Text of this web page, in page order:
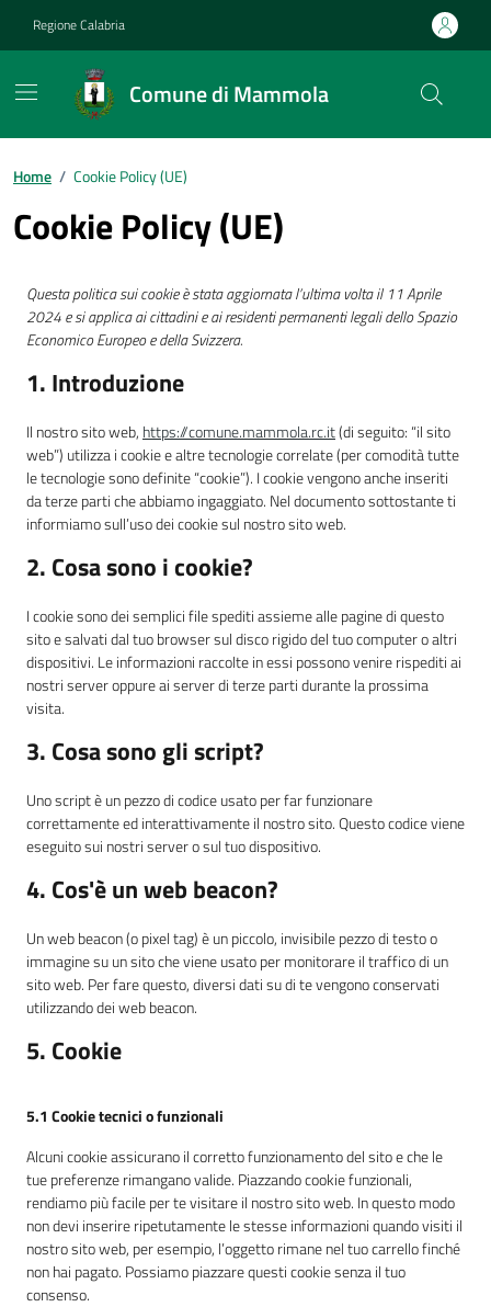
Regione Calabria
Comune di Mammola
Home / Cookie Policy (UE)
Cookie Policy (UE)
Questa politica sui cookie è stata aggiornata l’ultima volta il 11 Aprile
2024 e si applica ai cittadini e ai residenti permanenti legali dello Spazio
Economico Europeo e della Svizzera.
1. Introduzione
Il nostro sito web, https://comune.mammola.rc.it(di seguito: “il sito
web”) utilizza i cookie e altre tecnologie correlate (per comodità tutte
le tecnologie sono definite “cookie”). I cookie vengono anche inseriti
da terze parti che abbiamo ingaggiato. Nel documento sottostante ti
informiamo sull’uso dei cookie sul nostro sito web.
2. Cosa sono i cookie?
I cookie sono dei semplici file spediti assieme alle pagine di questo
sito e salvati dal tuo browser sul disco rigido del tuo computer o altri
dispositivi. Le informazioni raccolte in essi possono venire rispediti ai
nostri server oppure ai server di terze parti durante la prossima
visita.
3. Cosa sono gli script?
Uno script è un pezzo di codice usato per far funzionare
correttamente ed interattivamente il nostro sito. Questo codice viene
eseguito sui nostri server o sul tuo dispositivo.
4. Cos'è un web beacon?
Un web beacon (o pixel tag) è un piccolo, invisibile pezzo di testo o
immagine su un sito che viene usato per monitorare il traffico di un
sito web. Per fare questo, diversi dati su di te vengono conservati
utilizzando dei web beacon.
5. Cookie
5.1 Cookie tecnici o funzionali
Alcuni cookie assicurano il corretto funzionamento del sito e che le
tue preferenze rimangano valide. Piazzando cookie funzionali,
rendiamo più facile per te visitare il nostro sito web. In questo modo
non devi inserire ripetutamente le stesse informazioni quando visiti il
nostro sito web, per esempio, l’oggetto rimane nel tuo carrello finché
non hai pagato. Possiamo piazzare questi cookie senza il tuo
consenso.